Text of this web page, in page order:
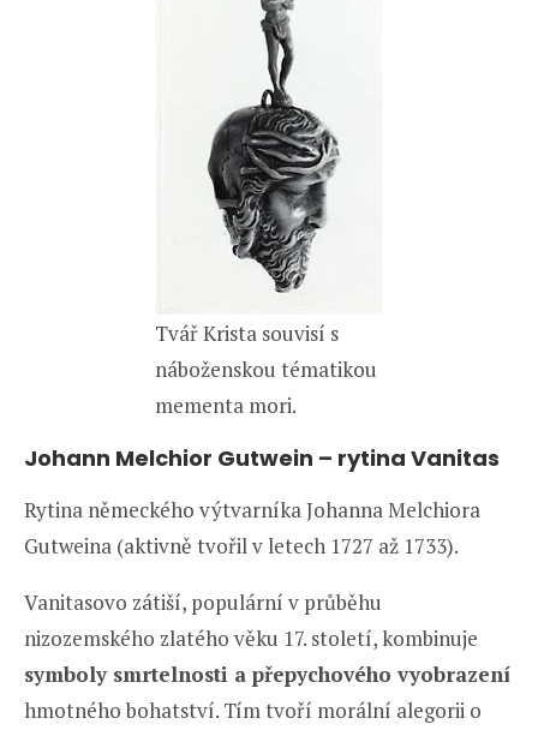
Tvář Krista souvisí s
náboženskou tématikou
mementa mori.
Johann Melchior Gutwein – rytina Vanitas
Rytina německého výtvarníka Johanna Melchiora
Gutweina (aktivně tvořil v letech 1727 až 1733).
Vanitasovo zátiší, populární v průběhu
nizozemského zlatého věku 17. století, kombinuje
symboly smrtelnosti a přepychového vyobrazení
hmotného bohatství. Tím tvoří morální alegorii o